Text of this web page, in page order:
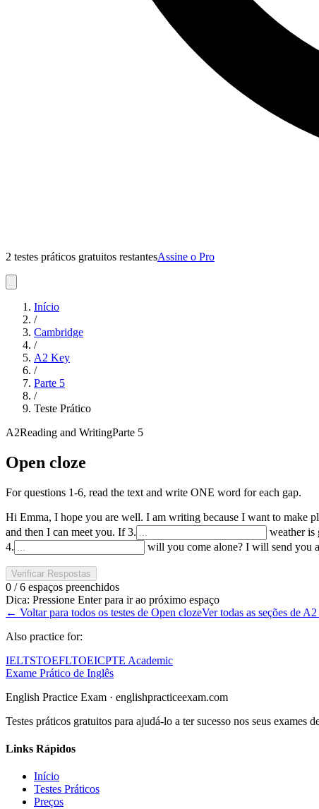
2 testes práticos gratuitos restantesAssine o Pro
Início
/
Cambridge
/
A2 Key
/
Parte 5
/
Teste Prático
A2Reading and WritingParte 5
Open cloze
For questions 1-6, read the text and write ONE word for each gap.
Hi Emma, I hope you are well. I am writing because I want to make
and then I can meet you. If3.
weather is
4. will you come alone? I will send you
Verificar Respostas
0 / 6 espaços preenchidos
Dica: Pressione Enter para ir ao próximo espaço
← Voltar para todos os testes de Open clozeVer todas as seções de
Also practice for:
IELTSTOEFLTOEICPTE Academic
Exame Prático de Inglês
English Practice Exam · englishpracticeexam.com
Testes práticos gratuitos para ajudá-lo a ter sucesso nos seus exames
Links Rápidos
Início
Testes Práticos
Preços